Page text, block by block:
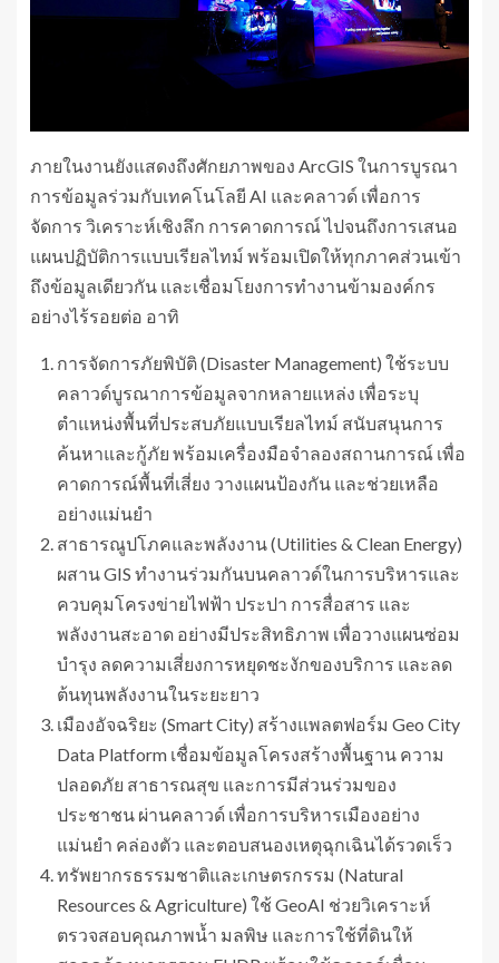
ภายในงานยังแสดงถึงศักยภาพของ ArcGIS ในการบูรณา
การข้อมูลร่วมกับเทคโนโลยี AI และคลาวด์ เพื่อการ
จัดการ วิเคราะห์เชิงลึก การคาดการณ์ ไปจนถึงการเสนอ
แผนปฏิบัติการแบบเรียลไทม์ พร้อมเปิดให้ทุกภาคส่วนเข้า
ถึงข้อมูลเดียวกัน และเชื่อมโยงการทำงานข้ามองค์กร
อย่างไร้รอยต่อ อาทิ
การจัดการภัยพิบัติ (Disaster Management) ใช้ระบบ
คลาวด์บูรณาการข้อมูลจากหลายแหล่ง เพื่อระบุ
ตำแหน่งพื้นที่ประสบภัยแบบเรียลไทม์ สนับสนุนการ
ค้นหาและกู้ภัย พร้อมเครื่องมือจำลองสถานการณ์ เพื่อ
คาดการณ์พื้นที่เสี่ยง วางแผนป้องกัน และช่วยเหลือ
อย่างแม่นยำ
สาธารณูปโภคและพลังงาน (Utilities & Clean Energy)
ผสาน GIS ทำงานร่วมกันบนคลาวด์ในการบริหารและ
ควบคุมโครงข่ายไฟฟ้า ประปา การสื่อสาร และ
พลังงานสะอาด อย่างมีประสิทธิภาพ เพื่อวางแผนซ่อม
บำรุง ลดความเสี่ยงการหยุดชะงักของบริการ และลด
ต้นทุนพลังงานในระยะยาว
เมืองอัจฉริยะ (Smart City) สร้างแพลตฟอร์ม Geo City
Data Platform เชื่อมข้อมูลโครงสร้างพื้นฐาน ความ
ปลอดภัย สาธารณสุข และการมีส่วนร่วมของ
ประชาชน ผ่านคลาวด์ เพื่อการบริหารเมืองอย่าง
แม่นยำ คล่องตัว และตอบสนองเหตุฉุกเฉินได้รวดเร็ว
ทรัพยากรธรรมชาติและเกษตรกรรม (Natural
Resources & Agriculture) ใช้ GeoAI ช่วยวิเคราะห์
ตรวจสอบคุณภาพน้ำ มลพิษ และการใช้ที่ดินให้